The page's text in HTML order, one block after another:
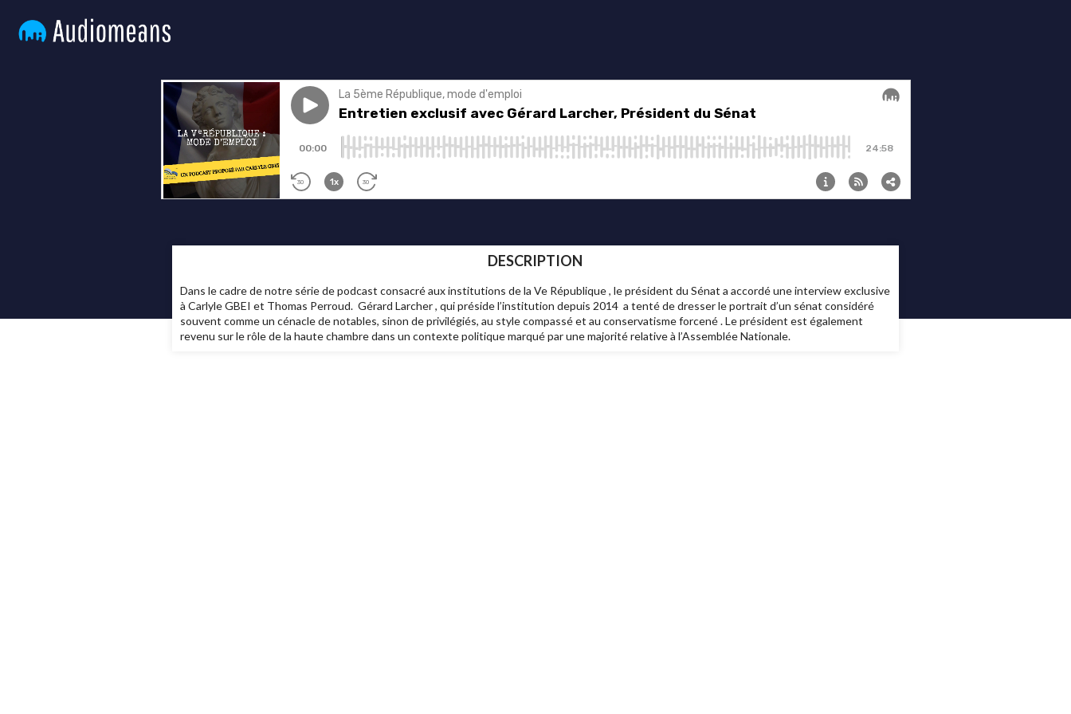
DESCRIPTION
Dans le cadre de notre série de podcast consacré aux institutions de la Ve République , le président du Sénat a accordé une interview exclusive
à Carlyle GBEI et Thomas Perroud. Gérard Larcher , qui préside l’institution depuis 2014 a tenté de dresser le portrait d’un sénat considéré
souvent comme un cénacle de notables, sinon de privilégiés, au style compassé et au conservatisme forcené . Le président est également
revenu sur le rôle de la haute chambre dans un contexte politique marqué par une majorité relative à l’Assemblée Nationale.